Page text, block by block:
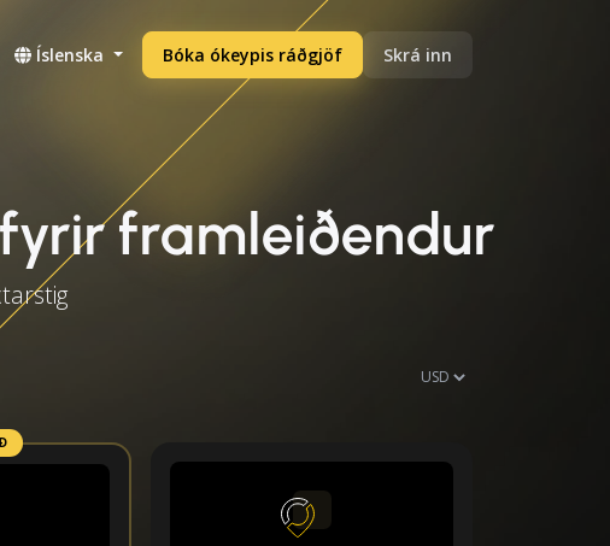
Íslenska Bóka ókeypis ráðgjöf Skrá inn
framleiðendur